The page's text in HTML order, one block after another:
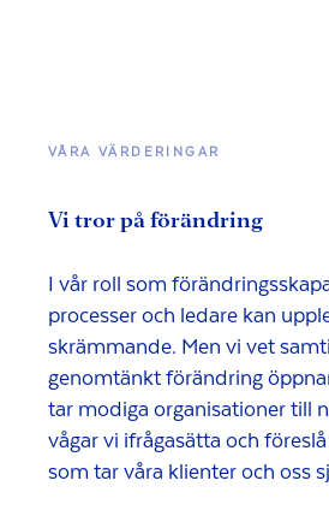
VÅRA VÄRDERINGAR
Vi tror på förändring
I vår roll som
processer och ledare kan
skrämmande. Men vi vet
genomtänkt förändring
tar modiga organisationer till
vågar vi ifrågasätta och
som tar våra klienter och oss